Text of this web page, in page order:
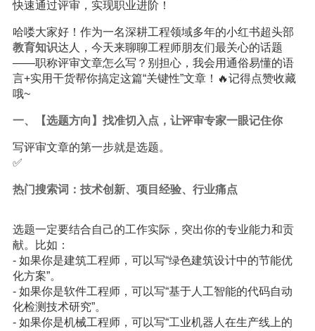
快速通过评审，实现职业进阶！
哈喽大家好！作为一名深耕工程领域多年的小红书超头部
教育知识达人，今天来聊聊工程师朋友们最关心的话题
——职称评审文章怎么写？别担心，我会用通俗易懂的语
言+实用干货帮你搞定这篇“关键性”文章！🔥记得点赞收藏
哦~
一、【选题方向】找准切入点，让评审专家一眼记住你
写评审文章的第一步就是选题。
✅
热门搜索词：技术创新、项目经验、行业痛点
选题一定要结合自己的工作实际，突出你的专业能力和贡
献。比如：
- 如果你是建筑工程师，可以写“绿色建筑设计中的节能优
化方案”。
- 如果你是软件工程师，可以写“基于人工智能的代码自动
化检测技术研究”。
- 如果你是机械工程师，可以写“工业机器人在生产线上的